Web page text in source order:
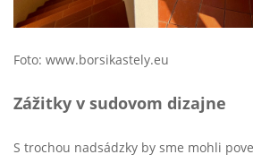
Foto: www.borsikastely.eu
Zážitky v sudovom dizajne
S trochou nadsádzky by sme mohli